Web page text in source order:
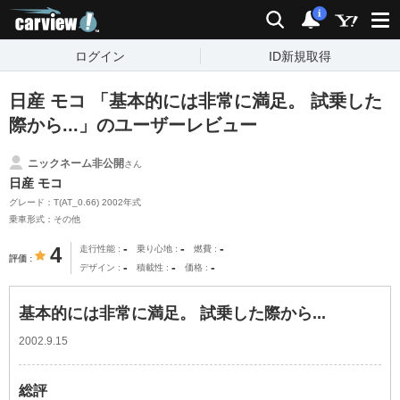
検索 通知
i
ログイン ID新規取得
日産 モコ 「基本的には非常に満足。 試乗した
際から...」のユーザーレビュー
ニックネーム非公開さん
日産 モコ
グレード：T(AT_0.66) 2002年式
乗車形式：その他
評価 4 走行性能 - 乗り心地 - 燃費 -
デザイン - 積載性 - 価格 -
基本的には非常に満足。 試乗した際から...
2002.9.15
総評